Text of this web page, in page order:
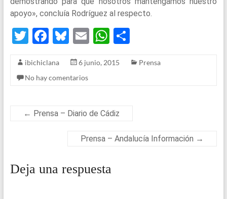
apoyo», concluía Rodríguez al respecto.
T
tt
er
F
ce
b
o
Bl
es
ky
E
ail
W
at
p
p
S
ar
ibichiclana 6 junio, 2015
Prensa
No hay comentarios
← Prensa – Diario de Cádiz
Prensa – Andalucía Información →
Deja una respuesta